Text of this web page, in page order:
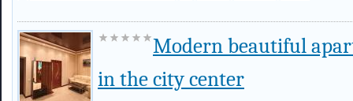
Modern beautiful
in the city center